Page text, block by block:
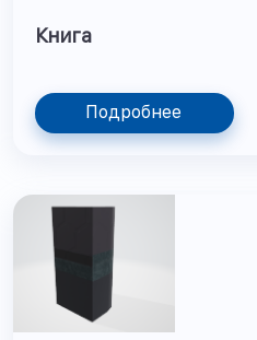
Книга
Подробнее